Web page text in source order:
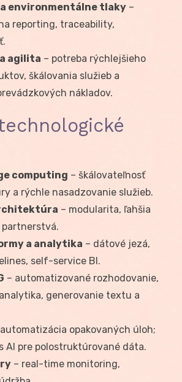
a environmentálne tlaky –
reporting, traceability,
agilita – potreba rýchlejšieho
škálovania služieb a
nákladov.
computing – škálovateľnosť
a rýchle nasadzovanie služieb.
– modularita, ľahšia
a analytika – dátové jezá,
self-service BI.
– automatizované rozhodovanie,
generovanie textu a
opakovaných úloh;
AI pre polostruktúrované dáta.
– real-time monitoring,